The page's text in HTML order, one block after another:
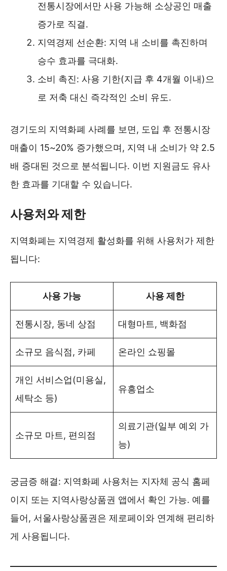
전통시장에서만 사용 가능해 소상공인 매출
증가로 직결.
지역경제 선순환: 지역 내 소비를 촉진하며
승수 효과를 극대화.
소비 촉진: 사용 기한(지급 후 4개월 이내)으
로 저축 대신 즉각적인 소비 유도.
경기도의 지역화폐 사례를 보면, 도입 후 전통시장
매출이 15~20% 증가했으며, 지역 내 소비가 약 2.5
배 증대된 것으로 분석됩니다. 이번 지원금도 유사
한 효과를 기대할 수 있습니다.
사용처와 제한
지역화폐는 지역경제 활성화를 위해 사용처가 제한
됩니다:
사용 가능 사용 제한
전통시장, 동네 상점 대형마트, 백화점
소규모 음식점, 카페 온라인 쇼핑몰
개인 서비스업(미용실,
세탁소 등)
유흥업소
소규모 마트, 편의점
의료기관(일부 예외 가
능)
궁금증 해결: 지역화폐 사용처는 지자체 공식 홈페
이지 또는 지역사랑상품권 앱에서 확인 가능. 예를
들어, 서울사랑상품권은 제로페이와 연계해 편리하
게 사용됩니다.